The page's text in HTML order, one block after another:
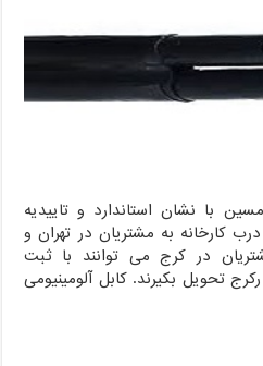
مسین با نشان استاندارد و تاییدیه
کارخانه به مشتریان در تهران و
در کرج می توانند با ثبت
تحویل بکیرند. کابل آلومینیومی